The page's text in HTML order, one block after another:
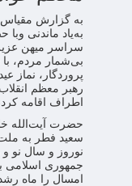
به گزارش مقیاس
به‌یاد ماندنی
سراسر میهن عزیز
بی‌شمار مردم،
پروردگار، نماز
رهبر معظم
اطراف اقامه
حضرت آیت‌الله
سعید فطر به
جمهوری اسلامی
امسال را ماه